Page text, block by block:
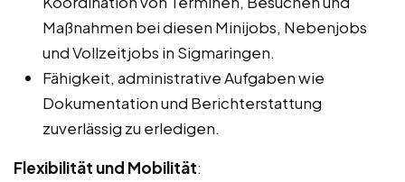
Maßnahmen bei diesen Minijobs, Nebenjobs
und Vollzeitjobs in Sigmaringen.
Fähigkeit, administrative Aufgaben wie
Dokumentation und Berichterstattung
zuverlässig zu erledigen.
Flexibilität und Mobilität: